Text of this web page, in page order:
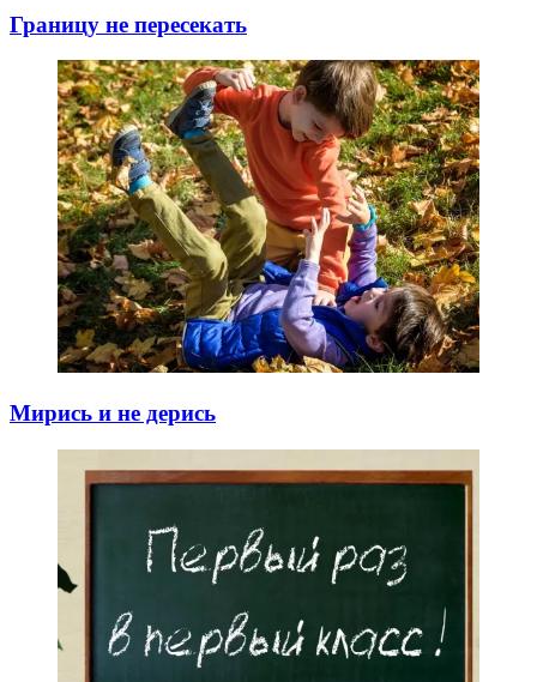
Границу не пересекать
Мирись и не дерись